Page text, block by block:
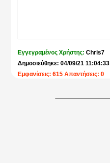
Εγγεγραμένος Χρήστης:Chris7
Δημοσιεύθηκε: 04/09/21 11:04:33
Εμφανίσεις: 615 Απαντήσεις: 0